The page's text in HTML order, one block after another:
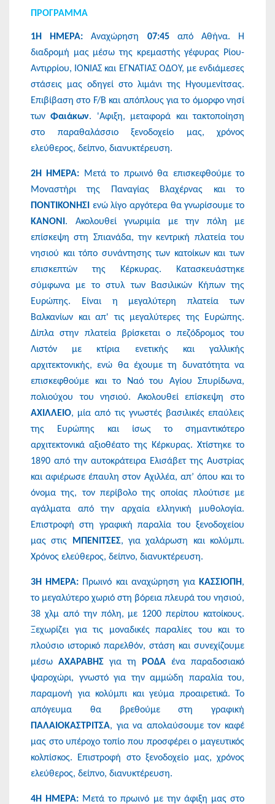
ΠΡΟΓΡΑΜΜΑ
1Η ΗΜΕΡΑ:Αναχώρηση 07:45 από Aθήνα. Η
διαδρομή μας μέσω της κρεμαστής γέφυρας Ρίου-
Αντιρρίου, ΙΟΝΙΑΣ και ΕΓΝΑΤΙΑΣ ΟΔΟΥ, με ενδιάμεσες
στάσεις μας οδηγεί στο λιμάνι της Ηγουμενίτσας.
Επιβίβαση στο F/B και απόπλους για το όμορφο νησί
τωνΦαιάκων. 'Αφιξη, μεταφορά και τακτοποίηση
στο παραθαλάσσιο ξενοδοχείο μας, χρόνος
ελεύθερος, δείπνο, διανυκτέρευση.
2Η ΗΜΕΡΑ:
Μετά το πρωινό θα επισκεφθούμε το
Μοναστήρι της Παναγίας Βλαχέρνας και το
ΠΟΝΤΙΚΟΝΗΣΙ ενώ λίγο αργότερα θα γνωρίσουμε το
ΚΑΝΟΝΙ . Ακολουθεί γνωριμία με την πόλη με
επίσκεψη στη Σπιανάδα, την κεντρική πλατεία του
νησιού και τόπο συνάντησης των κατοίκων και των
επισκεπτών της Κέρκυρας. Κατασκευάστηκε
σύμφωνα με το στυλ των Βασιλικών Κήπων της
Ευρώπης. Είναι η μεγαλύτερη πλατεία των
Βαλκανίων και απ' τις μεγαλύτερες της Ευρώπης.
Δίπλα στην πλατεία βρίσκεται ο πεζόδρομος του
Λιστόν με κτίρια ενετικής και γαλλικής
αρχιτεκτονικής, ενώ θα έχουμε τη δυνατότητα να
επισκεφθούμε και το Ναό του Αγίου Σπυρίδωνα,
πολιούχου του νησιού. Aκολουθεί επίσκεψη στο
ΑΧΙΛΛΕΙΟ, μία από τις γνωστές βασιλικές επαύλεις
της Ευρώπης και ίσως το σημαντικότερο
αρχιτεκτονικά αξιοθέατο της Κέρκυρας. Χτίστηκε το
1890 από την αυτοκράτειρα Ελισάβετ της Αυστρίας
και αφιέρωσε έπαυλη στον Αχιλλέα, απ’ όπου και το
όνομα της, τον περίβολο της οποίας πλούτισε με
αγάλματα από την αρχαία ελληνική μυθολογία.
Επιστροφή στη γραφική παραλία του ξενοδοχείου
μας στις
ΜΠΕΝΙΤΣΕΣ, για χαλάρωση και κολύμπι.
Χρόνος ελεύθερος, δείπνο, διανυκτέρευση.
3Η ΗΜΕΡΑ: Πρωινό και αναχώρηση για ΚΑΣΣΙΟΠΗ,
το μεγαλύτερο χωριό στη βόρεια πλευρά του νησιού,
38 χλμ από την πόλη, με 1200 περίπου κατοίκους.
Ξεχωρίζει για τις μοναδικές παραλίες του και το
πλούσιο ιστορικό παρελθόν, στάση και συνεχίζουμε
μέσω ΑΧΑΡΑΒΗΣ για τη ΡΟΔΑ ένα παραδοσιακό
ψαροχώρι, γνωστό για την αμμώδη παραλία του,
παραμονή για κολύμπι και γεύμα προαιρετικά. Το
απόγευμα θα βρεθούμε στη γραφική
ΠΑΛΑΙΟΚΑΣΤΡΙΤΣΑ, για να απολαύσουμε τον καφέ
μας στο υπέροχο τοπίο που προσφέρει ο μαγευτικός
κολπίσκος. Επιστροφή στο ξενοδοχείο μας, χρόνος
ελεύθερος, δείπνο, διανυκτέρευση.
4Η ΗΜΕΡΑ: Μετά το πρωινό με την άφιξη μας στο